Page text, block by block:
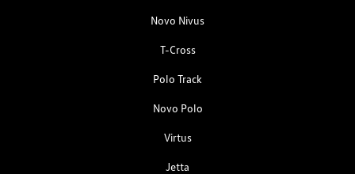
Novo Nivus
T-Cross
Polo Track
Novo Polo
Virtus
Jetta